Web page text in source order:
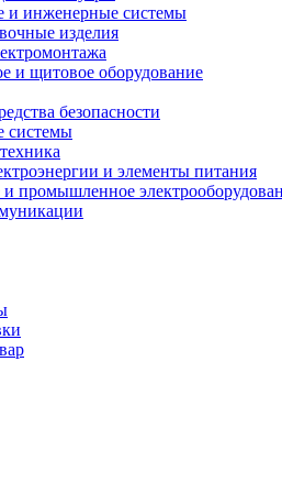
и инженерные системы
изделия
и щитовое оборудование
безопасности
системы
и элементы питания
и промышленное